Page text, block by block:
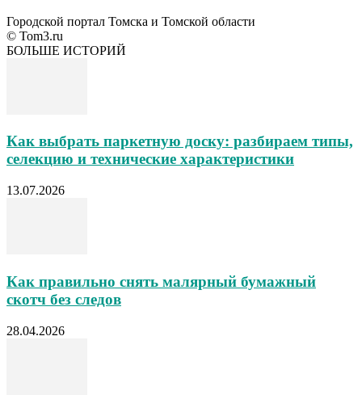
Городской портал Томска и Томской области
© Tom3.ru
БОЛЬШЕ ИСТОРИЙ
Как выбрать паркетную доску: разбираем типы,
селекцию и технические характеристики
13.07.2026
Как правильно снять малярный бумажный
скотч без следов
28.04.2026